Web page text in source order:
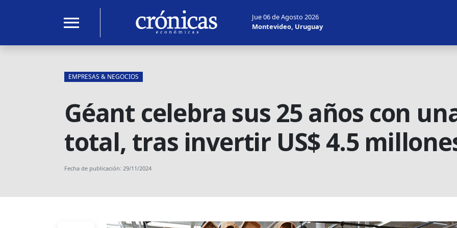
menu
Jue 06 de Agosto 2026
Montevideo, Uruguay
EMPRESAS & NEGOCIOS
Géant celebra sus 25 años con
total, tras invertir US$ 4.5
Fecha de publicación: 29/11/2024